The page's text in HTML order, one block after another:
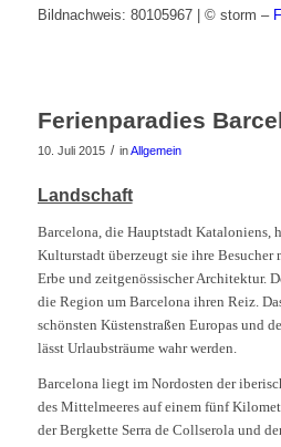
Bildnachweis: 80105967 | © storm –
Ferienparadies
10. Juli 2015 / inAllgemein
Landschaft
Barcelona, die Hauptstadt Kataloniens,
Kulturstadt überzeugt sie ihre
Erbe und zeitgenössischer Architektur.
die Region um Barcelona ihren Reiz.
schönsten Küstenstraßen Europas und
lässt Urlaubsträume wahr werden.
Barcelona liegt im Nordosten der
des Mittelmeeres auf einem fünf
der Bergkette Serra de Collserola und